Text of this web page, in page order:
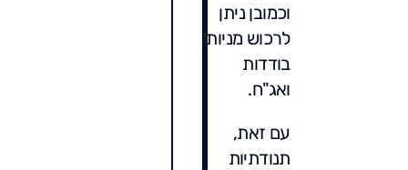
וכמובן ניתן
לרכוש מניות
בודדות
ואג"ח.
עם זאת,
תנודתיות